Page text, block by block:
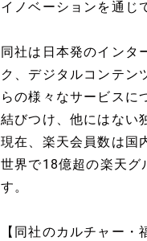
イノベーションを通じ
同社は日本発のインタ
ク、デジタルコンテン
らの様々なサービスに
結びつけ、他にはない
現在、楽天会員数は国
世界で18億超の楽天グ
す。
【同社のカルチャー